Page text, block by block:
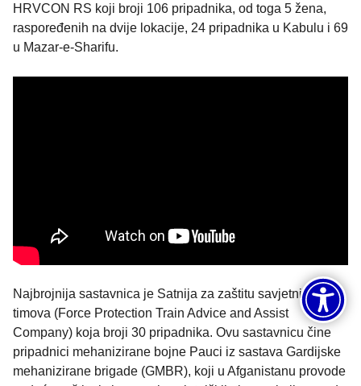
HRVCON RS koji broji 106 pripadnika, od toga 5 žena,
raspoređenih na dvije lokacije, 24 pripadnika u Kabulu i 69
u Mazar-e-Sharifu.
Najbrojnija sastavnica je Satnija za zaštitu savjetničkih
timova (Force Protection Train Advice and Assist
Company) koja broji 30 pripadnika. Ovu sastavnicu čine
pripadnici mehanizirane bojne Pauci iz sastava Gardijske
mehanizirane brigade (GMBR), koji u Afganistanu provode